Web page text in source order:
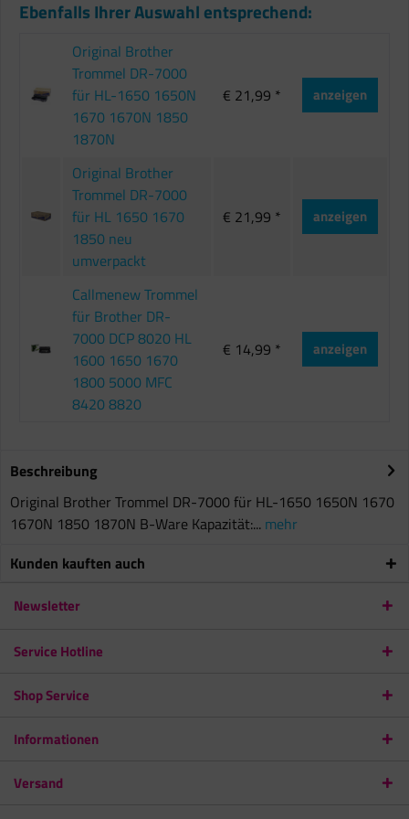
Ebenfalls Ihrer Auswahl entsprechend:
Original Brother
Trommel DR-7000
für HL-1650 1650N
1670 1670N 1850
1870N
€ 21,99 * anzeigen
Original Brother
Trommel DR-7000
für HL 1650 1670
1850 neu
umverpackt
€ 21,99 * anzeigen
Callmenew Trommel
für Brother DR-
7000 DCP 8020 HL
1600 1650 1670
1800 5000 MFC
8420 8820
€ 14,99 * anzeigen
Beschreibung
Original Brother Trommel DR-7000 für HL-1650 1650N 1670
1670N 1850 1870N B-Ware Kapazität:... mehr
Kunden kauften auch
Newsletter
Service Hotline
Shop Service
Informationen
Versand